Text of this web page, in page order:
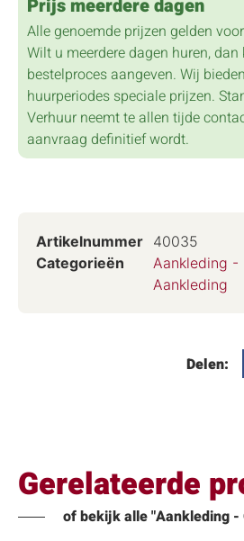
Prijs meerdere dagen
Alle genoemde prijzen gelden
Wilt u meerdere dagen huren,
bestelproces aangeven. Wij
huurperiodes speciale prijzen.
Verhuur neemt te allen tijde
aanvraag definitief wordt.
Artikelnummer 40035
Categorieën
Aankleding -
Aankleding
Delen:
Gerelateerde
of bekijk alle "Aankleding -